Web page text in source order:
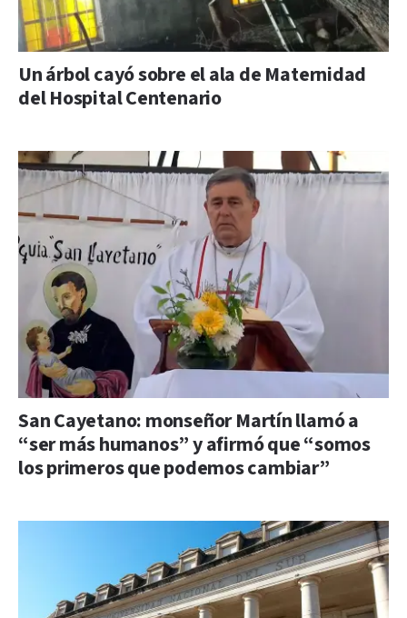
Un árbol cayó sobre el ala de Maternidad
del Hospital Centenario
San Cayetano: monseñor Martín llamó a
“ser más humanos” y afirmó que “somos
los primeros que podemos cambiar”